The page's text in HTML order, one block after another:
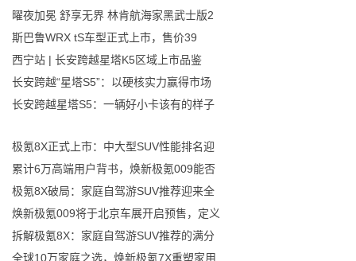
曜夜加冕 舒享无界 林肯航海家黑武士版2
斯巴鲁WRX tS车型正式上市，售价39
西宁站 | 长安跨越星塔K5区域上市品鉴
长安跨越“星塔S5”：以硬核实力赢得市场
长安跨越星塔S5：一辆好小卡该有的样子
极氪8X正式上市：中大型SUV性能排名迎
累计6万高端用户背书，焕新极氪009能否
极氪8X破局：家庭自驾游SUV推荐迎来全
焕新极氪009将于北京车展开启预售，定义
拆解极氪8X：家庭自驾游SUV推荐的满分
全球10万家庭之选，焕新极氪7X重塑家用